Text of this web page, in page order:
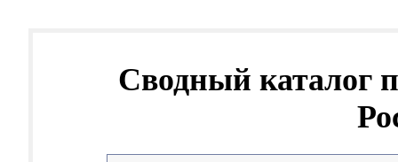
Сводный каталог